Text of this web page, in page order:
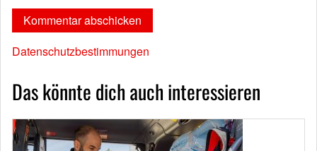
Datenschutzbestimmungen
Das könnte dich auch interessieren